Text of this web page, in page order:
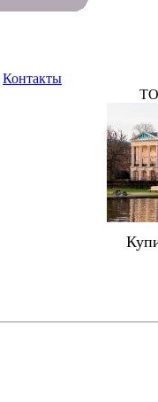
Контакты